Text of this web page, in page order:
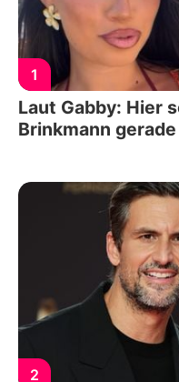
1
Laut Gabby: Hier
Brinkmann
2